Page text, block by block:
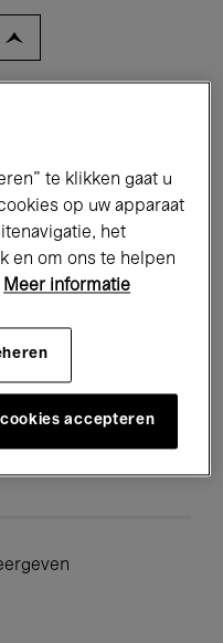
& Debatten
Global Music
te klikken gaat u
op uw apparaat
het
en om ons te helpen
Meer informatie
accepteren